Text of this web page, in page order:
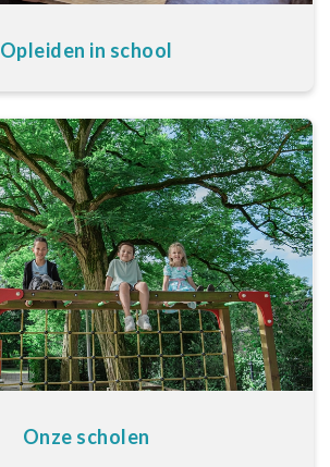
Opleiden in school
Onze scholen